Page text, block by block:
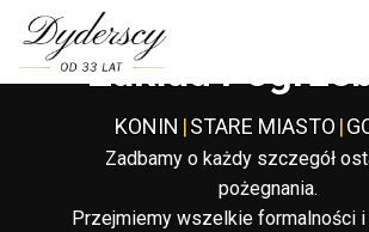
Całodobowy
Zakład
KONIN |STARE MIASTO |
Zadbamy o każdy szczegół
pożegnania.
Przejmiemy wszelkie formalności i